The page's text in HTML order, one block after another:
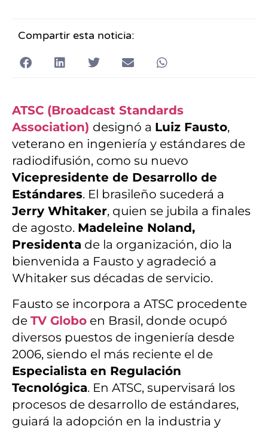
Compartir esta noticia:
ATSC (Broadcast Standards
Association) designó a Luiz Fausto,
veterano en ingeniería y estándares de
radiodifusión, como su nuevo
Vicepresidente de Desarrollo de
Estándares. El brasileño sucederá a
Jerry Whitaker, quien se jubila a finales
de agosto. Madeleine Noland,
Presidenta de la organización, dio la
bienvenida a Fausto y agradeció a
Whitaker sus décadas de servicio.
Fausto se incorpora a ATSC procedente
de TV Globo en Brasil, donde ocupó
diversos puestos de ingeniería desde
2006, siendo el más reciente el de
Especialista en Regulación
Tecnológica. En ATSC, supervisará los
procesos de desarrollo de estándares,
guiará la adopción en la industria y